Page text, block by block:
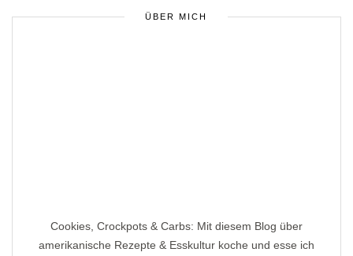
ÜBER MICH
Cookies, Crockpots & Carbs: Mit diesem Blog über
amerikanische Rezepte & Esskultur koche und esse ich